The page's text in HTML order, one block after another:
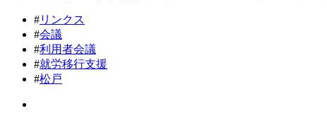
#リンクス
#会議
#利用者会議
#就労移行支援
#松戸